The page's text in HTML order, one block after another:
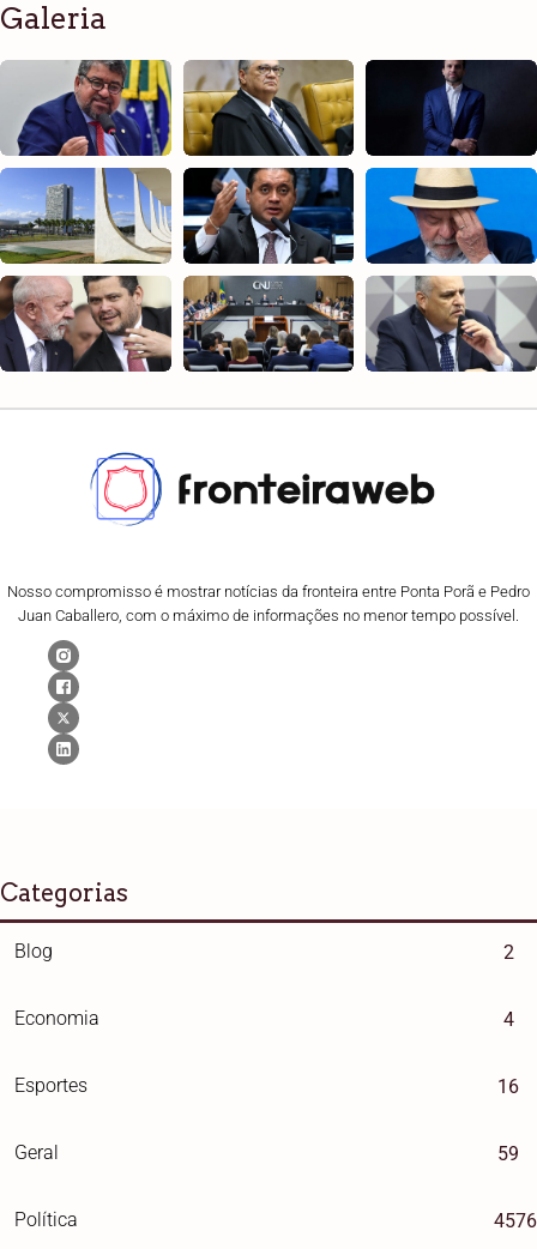
Galeria
Nosso compromisso é mostrar notícias da fronteira entre Ponta Porã e Pedro
Juan Caballero, com o máximo de informações no menor tempo possível.
Categorias
Blog 2
Economia 4
Esportes 16
Geral 59
Política 4576